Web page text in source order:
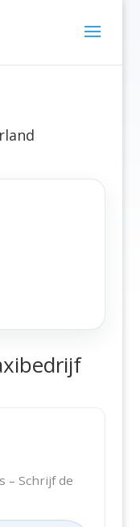
– Schrijf de